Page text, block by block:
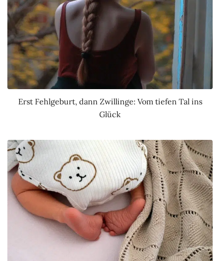
Erst Fehlgeburt, dann Zwillinge: Vom tiefen Tal ins
Glück